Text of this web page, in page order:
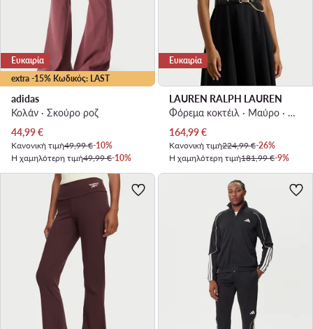
extra -15% Κωδικός: LAST
Ευκαιρία
adidas
Κολάν · Σκούρο ροζ
Τρέχουσα τιμή
44,99€
Κανονική τιμή49,99 €-10%
Η χαμηλότερη τιμή49,99 €-10%
Ευκαιρία
LAUREN RALPH LAUREN
Φόρεμα κοκτέιλ · Μαύρο · Midi
Τρέχουσα τιμή
164,99€
Κανονική τιμή224,99 €-26%
Η χαμηλότερη τιμή181,99 €-9%